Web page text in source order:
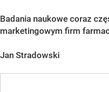
Badania naukowe coraz
marketingowym firm
Jan Stradowski